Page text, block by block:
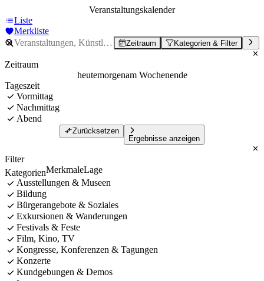
Veranstaltungskalender
Liste
Merkliste
Zeitraum Kategorien & Filter
Zeitraum
heutemorgenam Wochenende
Tageszeit
Vormittag
Nachmittag
Abend
Zurücksetzen
Ergebnisse anzeigen
Filter
KategorienMerkmaleLage
Ausstellungen & Museen
Bildung
Bürgerangebote & Soziales
Exkursionen & Wanderungen
Festivals & Feste
Film, Kino, TV
Kongresse, Konferenzen & Tagungen
Konzerte
Kundgebungen & Demos